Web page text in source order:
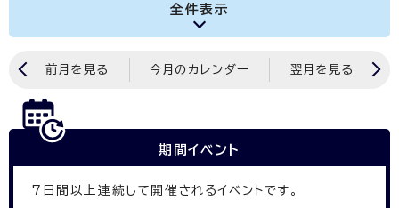
全件表示
前月を見る 今月のカレンダー 翌月を見る
期間イベント
7 日間以上連続して開催されるイベントです。